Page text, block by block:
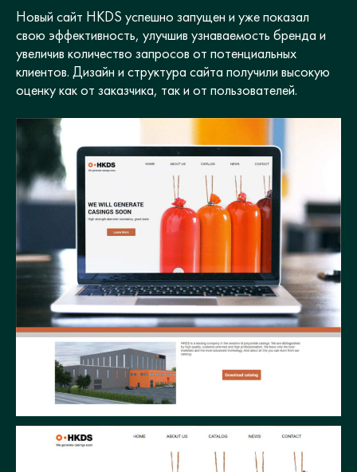
Новый сайт HKDS успешно запущен и уже показал
свою эффективность, улучшив узнаваемость бренда и
увеличив количество запросов от потенциальных
клиентов. Дизайн и структура сайта получили высокую
оценку как от заказчика, так и от пользователей.